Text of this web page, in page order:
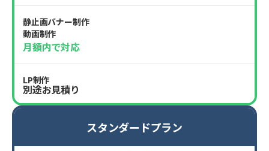
静止画バナー制作
動画制作
月額内で対応
LP制作
別途お見積り
スタンダードプラン